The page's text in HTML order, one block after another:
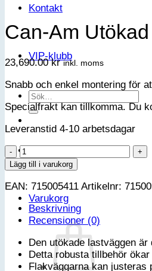
Kontakt
VIP-klubb
Sök
efter:
Varukorg
Can-Am
23,690.00kr inkl. moms
Snabb och enkel montering för
Specialfrakt kan tillkomma. Du
Leveranstid 4-10 arbetsdagar
Can-
Am
Utökad
flakvägg
-
Traxter
G1
och
6x6
Lägg till i varukorg
EAN: 715005411 Artikelnr:
Beskrivning
Recensioner (0)
Den utökade lastväggen
Detta robusta tillbehör
Flakväggarna kan justeras